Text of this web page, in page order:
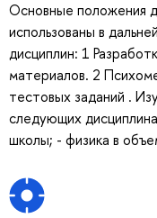
Основные положения
использованы в
дисциплин: 1
материалов. 2
тестовых заданий .
следующих
школы; - физика в